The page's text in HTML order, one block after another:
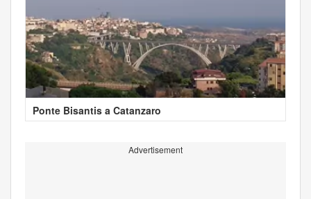
Ponte Bisantis a Catanzaro
Advertisement